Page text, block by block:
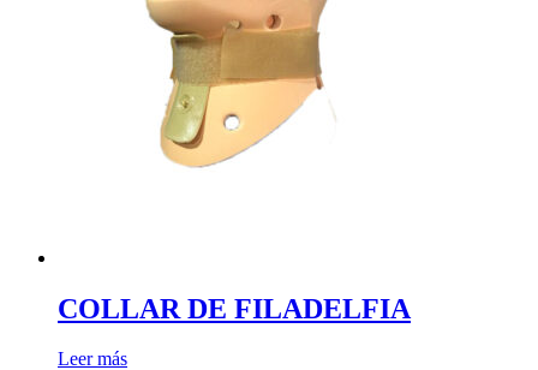
COLLAR DE FILADELFIA
Leer más